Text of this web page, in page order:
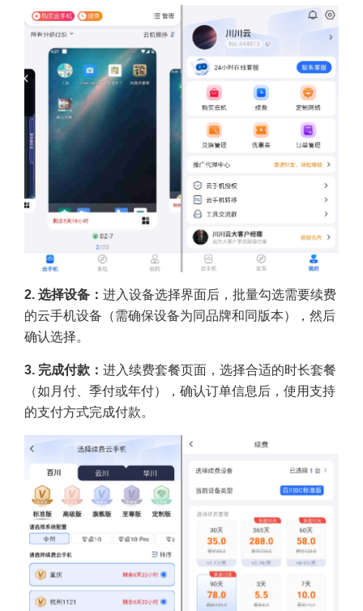
2. 选择设备： 进入设备选择界面后，批量勾选需要续费
的云手机设备（需确保设备为同品牌和同版本），然后
确认选择。
3. 完成付款： 进入续费套餐页面，选择合适的时长套餐
（如月付、季付或年付），确认订单信息后，使用支持
的支付方式完成付款。